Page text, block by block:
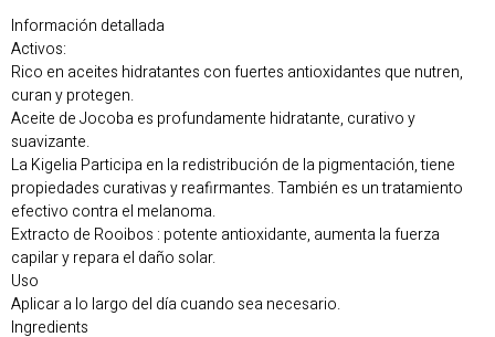
Información detallada
Activos:
Rico en aceites hidratantes con fuertes antioxidantes que nutren,
curan y protegen.
Aceite de Jocoba es profundamente hidratante, curativo y
suavizante.
La Kigelia Participa en la redistribución de la pigmentación, tiene
propiedades curativas y reafirmantes. También es un tratamiento
efectivo contra el melanoma.
Extracto de Rooibos : potente antioxidante, aumenta la fuerza
capilar y repara el daño solar.
Uso
Aplicar a lo largo del día cuando sea necesario.
Ingredients